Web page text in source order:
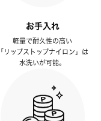
お手入れ
軽量で耐久性の高い
「リップストップナイロン」は
水洗いが可能。